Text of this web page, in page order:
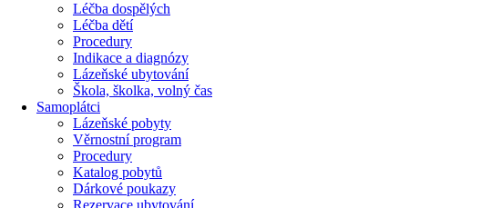
Léčba dospělých
Léčba dětí
Procedury
Indikace a diagnózy
Lázeňské ubytování
Škola, školka, volný čas
Samoplátci
Lázeňské pobyty
Věrnostní program
Procedury
Katalog pobytů
Dárkové poukazy​
Rezervace ubytování